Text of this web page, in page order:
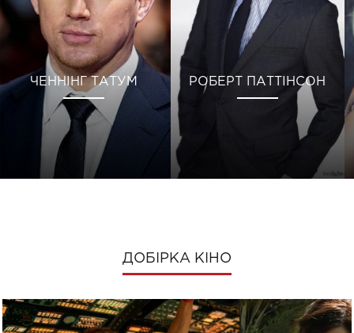
ЧЕННІНГ ТАТУМ РОБЕРТ ПАТТІНСОН
ДОБІРКА КІНО